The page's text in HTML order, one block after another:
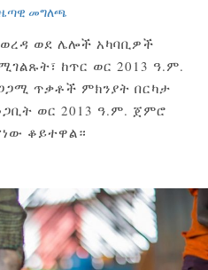
መግለጫ
ወደ ሌሎች አካባቢዎች
ከጥር ወር 2013 ዓ.ም.
ጥቃቶች ምክንያት በርካታ
ወር 2013 ዓ.ም. ጀምሮ
ቆይተዋል።